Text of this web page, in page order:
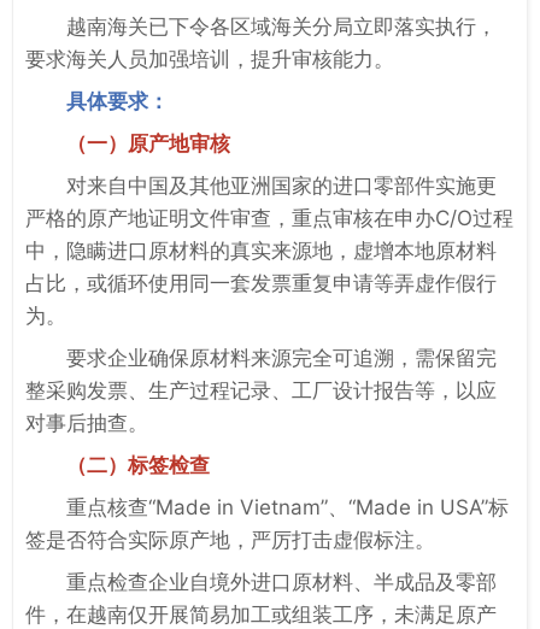
越南海关已下令各区域海关分局立即落实执行，
要求海关人员加强培训，提升审核能力。
具体要求：
（一）原产地审核
对来自中国及其他亚洲国家的进口零部件实施更
严格的原产地证明文件审查，重点审核在申办C/O过程
中，隐瞒进口原材料的真实来源地，虚增本地原材料
占比，或循环使用同一套发票重复申请等弄虚作假行
为。
要求企业确保原材料来源‌完全可追溯‌，需保留完
整采购发票、生产过程记录、工厂设计报告等，以应
对事后抽查。
（二）标签检查
重点核查“Made in Vietnam”、“Made in USA”标
签是否符合实际原产地，严厉打击虚假标注。
重点检查企业自境外进口原材料、半成品及零部
件，在越南仅开展简易加工或组装工序，未满足原产